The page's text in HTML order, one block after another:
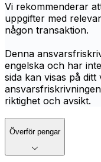
Vi rekommenderar
uppgifter med
någon transaktion.
Denna
engelska och har
sida kan visas på
riktighet och avsikt.
Överför pengar